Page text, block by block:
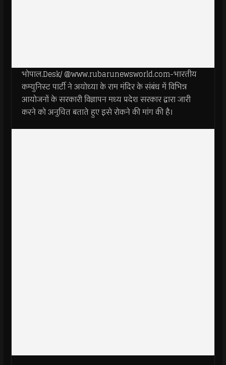
भोपाल.Desk/ @www.rubarunewsworld.com-भारतीय
कम्युनिस्ट पार्टी ने अयोध्या के राम मंदिर के संबंध में विभिन्न
आयोजनों के सरकारी विज्ञापन मध्य प्रदेश सरकार द्वारा जारी
करने को अनुचित बताते हुए इसे रोकने की मांग की है।